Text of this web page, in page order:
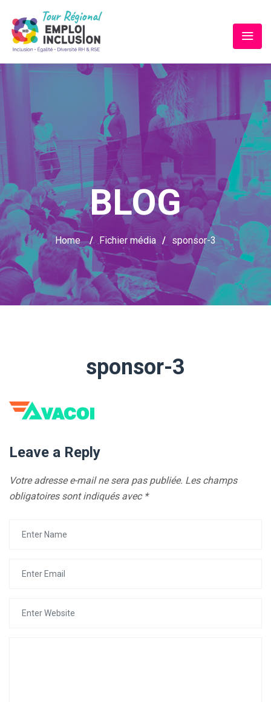
BLOG
Home / Fichier média / sponsor-3
sponsor-3
Leave a Reply
Votre adresse e-mail ne sera pas publiée. Les champs
obligatoires sont indiqués avec *